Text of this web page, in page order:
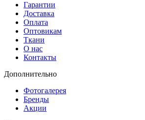
Гарантии
Доставка
Оплата
Оптовикам
Ткани
О нас
Контакты
Дополнительно
Фотогалерея
Бренды
Акции